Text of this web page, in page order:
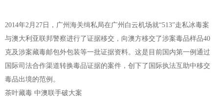
2014年2月27日，广州海关缉私局在广州白云机场就“513”走私冰毒案
与澳大利亚联邦警察进行了证据移交，向澳方移交了涉案毒品样品40
克及涉案藏毒邮包外包装等一批证据资料。这是目前国内第一例通过
国际司法合作渠道转换毒品证据的案件，创下了国际执法互助中移交
毒品出境的范例。
茶叶藏毒 中澳联手破大案